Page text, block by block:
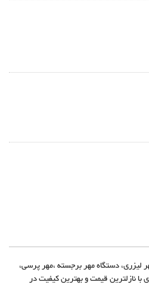
دستگاه مهر برجسته ،مهر پرسی،
نازلترین قیمت و بهترین کیفیت در